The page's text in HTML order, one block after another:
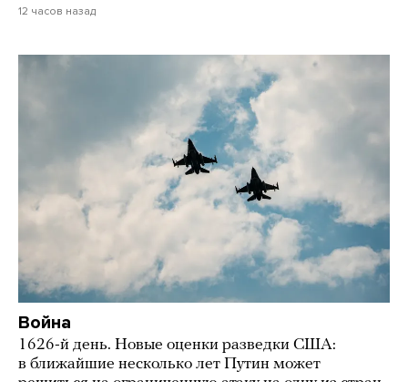
12 часов назад
Война
1626-й день. Новые оценки разведки США:
в ближайшие несколько лет Путин может